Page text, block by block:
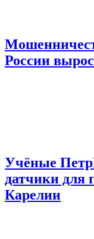
России
Учёные
датчики для
Карелии